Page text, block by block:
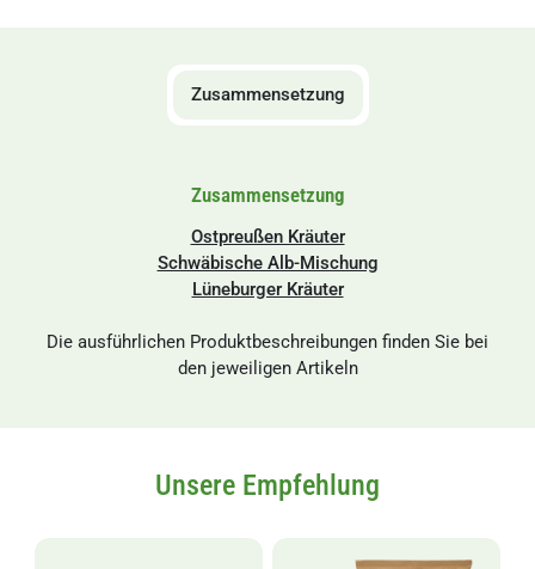
Zusammensetzung
Zusammensetzung
Ostpreußen Kräuter
Schwäbische Alb-Mischung
Lüneburger Kräuter
Die ausführlichen Produktbeschreibungen finden Sie bei
den jeweiligen Artikeln
Unsere Empfehlung